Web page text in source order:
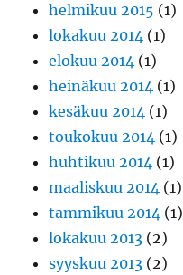
helmikuu 2015 (1)
lokakuu 2014 (1)
elokuu 2014 (1)
heinäkuu 2014 (1)
kesäkuu 2014 (1)
toukokuu 2014 (1)
huhtikuu 2014 (1)
maaliskuu 2014 (1)
tammikuu 2014 (1)
lokakuu 2013 (2)
syyskuu 2013 (2)